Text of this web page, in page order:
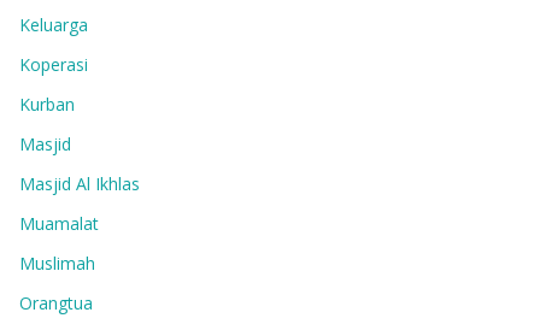
Keluarga
Koperasi
Kurban
Masjid
Masjid Al Ikhlas
Muamalat
Muslimah
Orangtua